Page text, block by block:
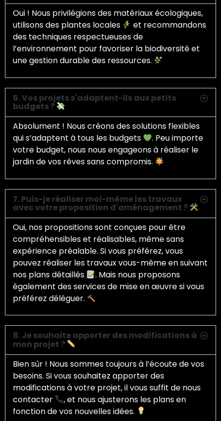
Oui ! Nous privilégions des matériaux écologiques,
utilisons des plantes locales
et recommandons
des techniques respectueuses de
l’environnement pour favoriser la biodiversité et
une gestion durable des ressources.
6. Vos projets s'adaptent-ils aux petits
budgets ?
Absolument ! Nous créons des solutions flexibles
qui s’adaptent à tous les budgets
. Peu importe
votre budget, nous nous engageons à réaliser le
jardin de vos rêves sans compromis.
7. Puis-je réaliser moi-même les travaux
avec votre proposition d'aménagement ?
Oui, nos propositions sont conçues pour être
compréhensibles et réalisables, même sans
expérience préalable. Si vous préférez, vous
pouvez réaliser les travaux vous-même en suivant
nos plans détaillés
. Mais nous proposons
également des services de mise en œuvre si vous
préférez déléguer.
8. Je souhaite apporter des modifications à
mon projet ?
Bien sûr ! Nous sommes toujours à l’écoute de vos
besoins. Si vous souhaitez apporter des
modifications à votre projet, il vous suffit de nous
contacter
, et nous ajusterons les plans en
fonction de vos nouvelles idées.